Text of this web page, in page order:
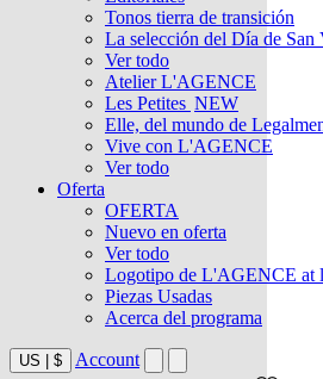
Tonos tierra de transición
La selección del Día de San
Ver todo
Atelier L'AGENCE
Les Petites NEW
Elle, del mundo de
Vive con L'AGENCE
Ver todo
Oferta
OFERTA
Nuevo en oferta
Ver todo
Logotipo de L'AGENCE at
Piezas Usadas
Acerca del programa
US $ Account